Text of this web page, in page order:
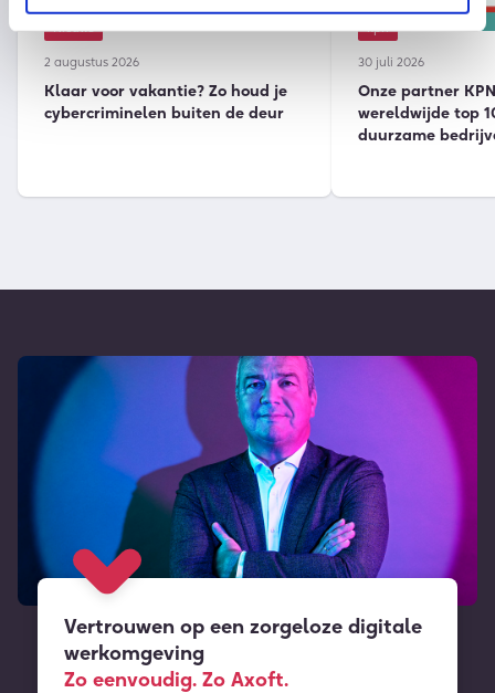
Nieuws
2 augustus 2026
Klaar voor vakantie? Zo houd je
cybercriminelen buiten de deur
kpn
30 juli 2026
Onze partner
wereldwijde top
duurzame
Vertrouwen op een zorgeloze digitale
werkomgeving
Zo eenvoudig. Zo Axoft.